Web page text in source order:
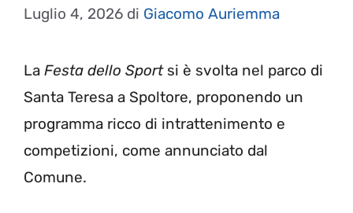
Luglio 4, 2026 di Giacomo Auriemma
La Festa dello Sportsi è svolta nel parco di
Santa Teresa a Spoltore, proponendo un
programma ricco di intrattenimento e
competizioni, come annunciato dal
Comune.